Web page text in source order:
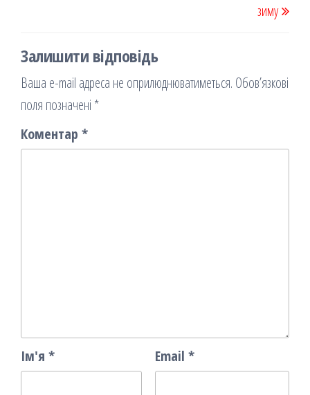
зиму
Залишити відповідь
Ваша e-mail адреса не оприлюднюватиметься. Обов’язкові
поля позначені *
Коментар *
Ім'я * Email *